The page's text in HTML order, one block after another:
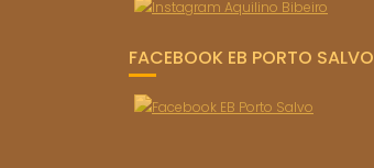
FACEBOOK EB PORTO SALVO